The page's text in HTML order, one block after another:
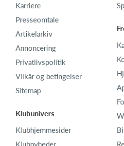
Karriere
Presseomtale
Artikelarkiv
Annoncering
Privatlivspolitik
Vilkår og betingelser
Sitemap
Klubunivers
Klubhjemmesider
Klubnyheder